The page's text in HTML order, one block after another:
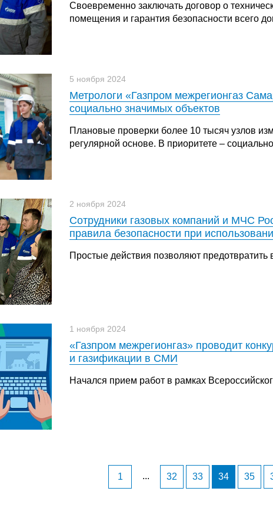
Своевременно заключать договор о
помещения и гарантия безопасности всего
5 ноября 2024
Метрологи «Газпром межрегионгаз
социально значимых объектов
Плановые проверки более 10 тысяч узлов
регулярной основе. В приоритете –
2 ноября 2024
Сотрудники газовых компаний и МЧС
правила безопасности при
Простые действия позволяют предотвратить
1 ноября 2024
«Газпром межрегионгаз» проводит
и газификации в СМИ
Начался прием работ в рамках
1 ... 32 33 34 35